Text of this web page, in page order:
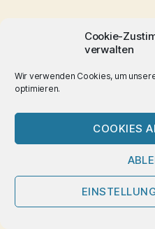
Cookie-
verwalten
Wir verwenden Cookies, um
optimieren.
COOKIES
„Ich will eine bessere
nur der sein, der ich bin,
doch nur mit jener Spur
Fleisch beargwöhnt, und
dass ohne Güte, ohne
Geistes, ohne Träume,
Leben nicht
Hans Henny Jahnn in